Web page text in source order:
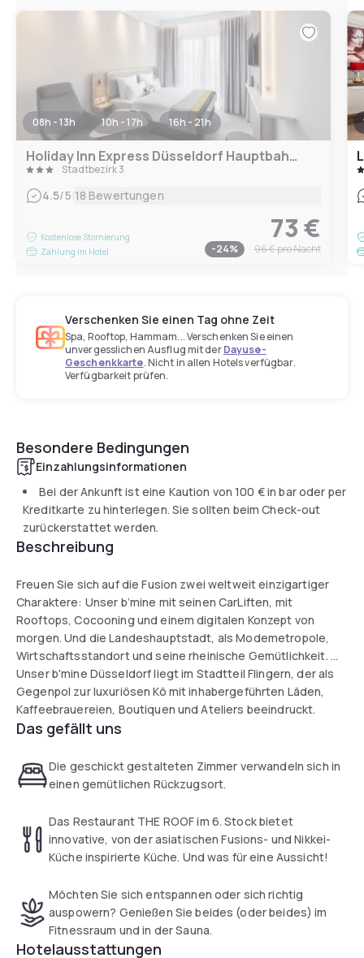
08h - 13h 10h - 17h 16h - 21h
Holiday Inn Express Düsseldorf Hauptbahnhof
Stadtbezirk 3
4.5/5 18 Bewertungen
Kostenlose Stornierung
Zahlung im Hotel
73 €
-24% 96 €pro Nacht
Verschenken Sie einen Tag ohne Zeit
Spa, Rooftop, Hammam... Verschenken Sie einen
unvergesslichen Ausflug mit derDayuse-
Geschenkkarte. Nicht in allen Hotels verfügbar.
Verfügbarkeit prüfen.
Besondere Bedingungen
Einzahlungsinformationen
Bei der Ankunft ist eine Kaution von100 €in bar oder per
Kreditkarte zu hinterlegen. Sie sollten beim Check-out
zurückerstattet werden.
Beschreibung
Freuen Sie sich auf die Fusion zwei weltweit einzigartiger
Charaktere: Unser b’mine mit seinen CarLiften, mit
Rooftops, Cocooning und einem digitalen Konzept von
morgen. Und die Landeshauptstadt, als Modemetropole,
Wirtschaftsstandort und seine rheinische Gemütlichkeit.
Unser b'mine Düsseldorf liegt im Stadtteil Flingern, der als
Gegenpol zur luxuriösen Kö mit inhabergeführten Läden,
Kaffeebrauereien, Boutiquen und Ateliers beeindruckt.
Das gefällt uns
Die geschickt gestalteten Zimmer verwandeln sich in
einen gemütlichen Rückzugsort.
Das Restaurant THE ROOF im 6. Stock bietet
innovative, von der asiatischen Fusions- und Nikkei-
Küche inspirierte Küche. Und was für eine Aussicht!
Möchten Sie sich entspannen oder sich richtig
auspowern? Genießen Sie beides (oder beides) im
Fitnessraum und in der Sauna.
Hotelausstattungen